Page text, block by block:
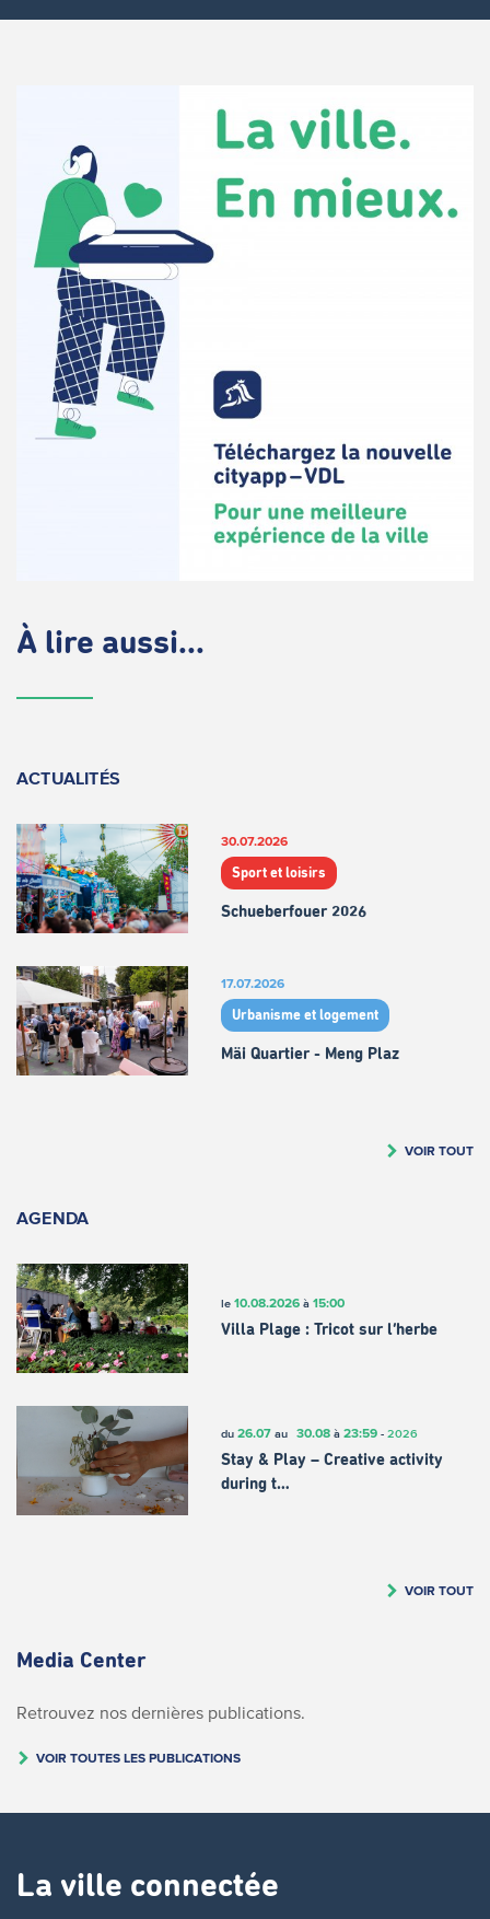
À lire aussi...
ACTUALITÉS
30.07.2026
Sport et loisirs
Schueberfouer 2026
17.07.2026
Urbanisme et logement
Mäi Quartier - Meng Plaz
VOIR TOUT
AGENDA
le 10.08.2026à 15:00
Villa Plage : Tricot sur l’herbe
du 26.07au 30.08à 23:59- 2026
Stay & Play – Creative activity
during t…
VOIR TOUT
Media Center
Retrouvez nos dernières publications.
VOIR TOUTES LES PUBLICATIONS
La ville connectée